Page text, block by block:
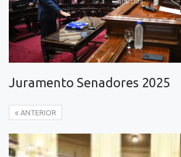
Juramento Senadores 2025
ANTERIOR